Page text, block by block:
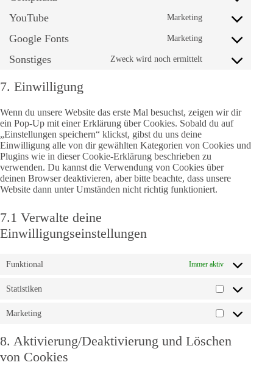
service
YouTube Marketing
Consent
service
Google Fonts Marketing
Consent
service
Sonstiges Zweck wird noch ermittelt
Consent
7. Einwilligung
Wenn du unsere Website das erste Mal besuchst, zeigen wir dir
ein Pop-Up mit einer Erklärung über Cookies. Sobald du auf
„Einstellungen speichern“ klickst, gibst du uns deine
Einwilligung alle von dir gewählten Kategorien von Cookies und
Plugins wie in dieser Cookie-Erklärung beschrieben zu
verwenden. Du kannst die Verwendung von Cookies über
deinen Browser deaktivieren, aber bitte beachte, dass unsere
Website dann unter Umständen nicht richtig funktioniert.
7.1 Verwalte deine
Einwilligungseinstellungen
Funktional Immer aktiv
Statistiken Statistiken
Marketing Marketing
8. Aktivierung/Deaktivierung und Löschen
von Cookies